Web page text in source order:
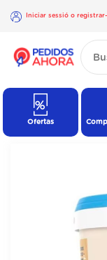
Iniciar sessió o
×
Iniciar
registrar-
Ofertas